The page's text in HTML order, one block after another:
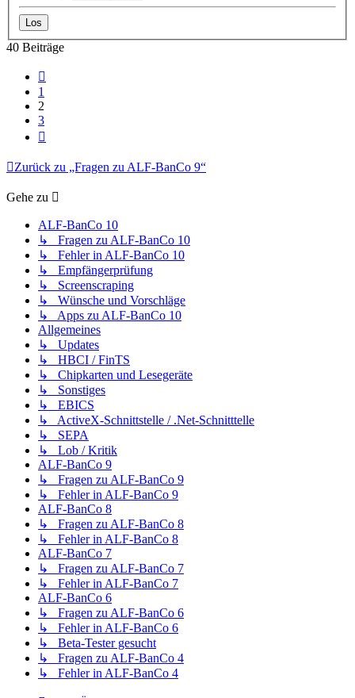
40 Beiträge
1
2
3
Zurück zu „Fragen zu ALF-BanCo 9“
Gehe zu
ALF-BanCo 10
↳ Fragen zu ALF-BanCo 10
↳ Fehler in ALF-BanCo 10
↳ Empfängerprüfung
↳ Screenscraping
↳ Wünsche und Vorschläge
↳ Apps zu ALF-BanCo 10
Allgemeines
↳ Updates
↳ HBCI / FinTS
↳ Chipkarten und Lesegeräte
↳ Sonstiges
↳ EBICS
↳ ActiveX-Schnittstelle / .Net-Schnitttelle
↳ SEPA
↳ Lob / Kritik
ALF-BanCo 9
↳ Fragen zu ALF-BanCo 9
↳ Fehler in ALF-BanCo 9
ALF-BanCo 8
↳ Fragen zu ALF-BanCo 8
↳ Fehler in ALF-BanCo 8
ALF-BanCo 7
↳ Fragen zu ALF-BanCo 7
↳ Fehler in ALF-BanCo 7
ALF-BanCo 6
↳ Fragen zu ALF-BanCo 6
↳ Fehler in ALF-BanCo 6
↳ Beta-Tester gesucht
↳ Fragen zu ALF-BanCo 4
↳ Fehler in ALF-BanCo 4